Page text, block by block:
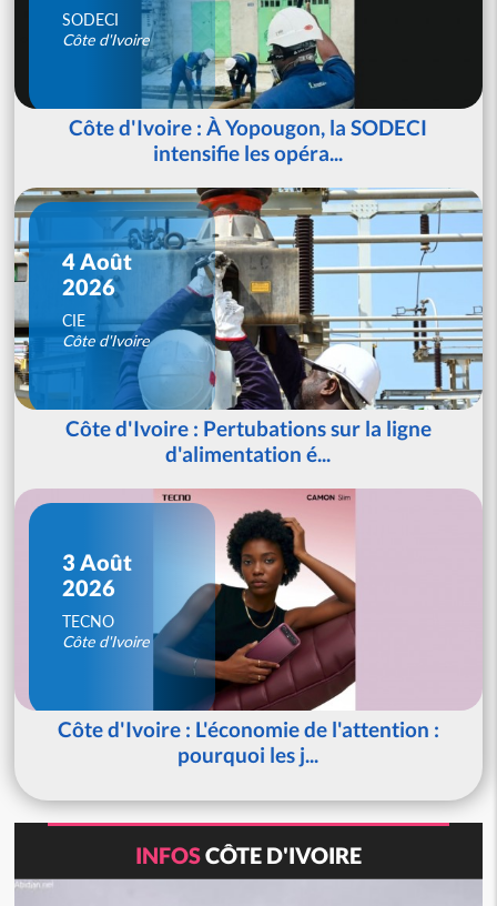
SODECI
Côte d'Ivoire
Côte d'Ivoire : À Yopougon, la SODECI
intensifie les opéra...
4 Août
2026
CIE
Côte d'Ivoire
Côte d'Ivoire : Pertubations sur la ligne
d'alimentation é...
3 Août
2026
TECNO
Côte d'Ivoire
Côte d'Ivoire : L'économie de l'attention :
pourquoi les j...
INFOSCÔTE D'IVOIRE